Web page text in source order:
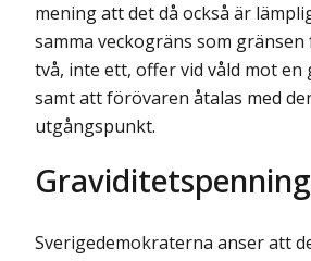
mening att det då också är
samma veckogräns som
två, inte ett, offer vid våld mot en
samt att förövaren åtalas med
utgångspunkt.
Graviditetspenning
Sverigedemokraterna anser att